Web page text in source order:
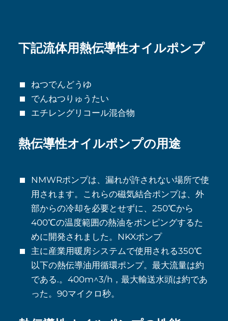
下記流体用熱伝導性オイルポンプ
ねつでんどうゆ
でんねつりゅうたい
エチレングリコール混合物
熱伝導性オイルポンプの用途
NMWRポンプは、漏れが許されない場所で使
用されます。これらの磁気結合ポンプは、外
部からの冷却を必要とせずに、250℃から
400℃の温度範囲の熱油をポンピングするた
めに開発されました。NKXポンプ
主に産業用暖房システムで使用される350℃
以下の熱伝導油用循環ポンプ。最大流量は約
である.。400m^3/h，最大輸送水頭は約であ
った。90マイクロ秒。